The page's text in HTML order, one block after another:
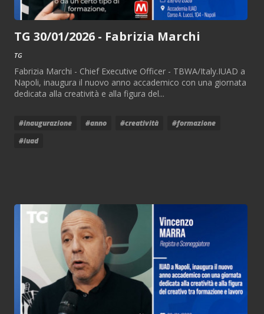
TG 30/01/2026 - Fabrizia Marchi
TG
Fabrizia Marchi - Chief Executive Officer - TBWA/Italy.IUAD a
Napoli, inaugura il nuovo anno accademico con una giornata
dedicata alla creatività e alla figura del...
#inaugurazione #anno #creatività
#formazione
#iuad